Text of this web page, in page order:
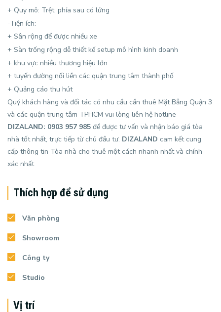
+ Quy mô: Trệt, phía sau có lửng
-Tiện ích:
+ Sân rộng để được nhiều xe
+ Sàn trống rộng dễ thiết kế setup mô hình kinh doanh
+ khu vực nhiều thương hiệu lớn
+ tuyến đường nối liền các quận trung tâm thành phố
+ Quảng cáo thu hút
Quý khách hàng và đối tác có nhu cầu cần thuê Mặt Bẳng Quận 3
và các quận trung tâm TPHCM vui lòng liên hệ hotline
DIZALAND: 0903 957 985 để được tư vấn và nhận báo giá tòa
nhà tốt nhất, trực tiếp từ chủ đầu tư. DIZALAND cam kết cung
cấp thông tin Tòa nhà cho thuê một cách nhanh nhất và chính
xác nhất
Thích hợp để sử dụng
Văn phòng
Showroom
Công ty
Studio
Vị trí